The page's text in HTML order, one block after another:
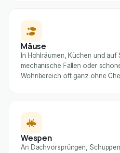
Mäuse
In Hohlräumen, Küchen und auf
mechanische Fallen oder
Wohnbereich oft ganz ohne
Wespen
An Dachvorsprüngen,